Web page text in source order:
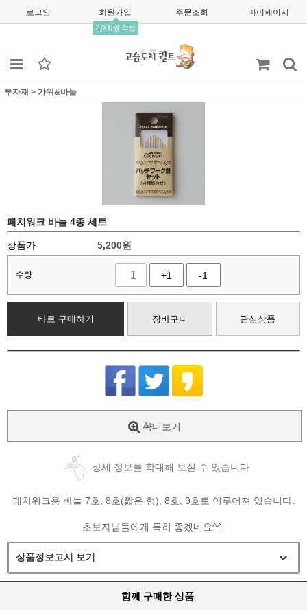
로그인 회원가입
2,000원 적립
주문조회 마이페이지
부자재 > 가위&바늘
패치워크 바늘 4종 세트
상품가 5,200원
수량 +1 -1
바로 구매하기 장바구니 관심상품
확대보기
상세 정보를 확대해 보실 수 있습니다
패치워크용 바늘 7호, 8호(짧은 형), 8호, 9호로 이루어져 있습니다.
초보자님들에게 특히 좋겠네요^^.
상품정보고시 보기
함께 구매한 상품